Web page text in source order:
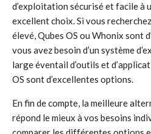
d’exploitation sécurisé et facile à
excellent choix. Si vous
élevé, Qubes OS ou Whonix sont
vous avez besoin d’un système
large éventail d’outils et
OS sont d’excellentes options.
En fin de compte, la meilleure
répond le mieux à vos besoins